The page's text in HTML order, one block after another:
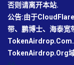
否则请离开本站.
公告:由于
带、鹏博士、海泰宽
TokenAirdrop.Com.
TokenAirdrop.Org域